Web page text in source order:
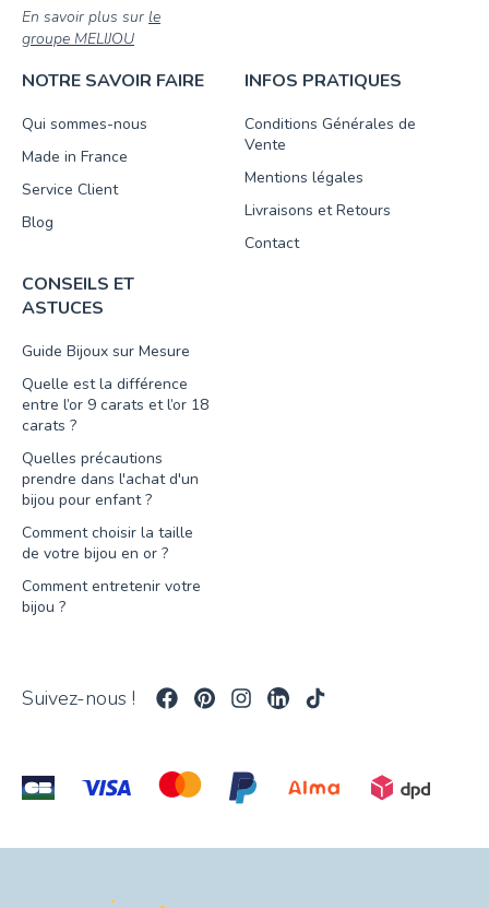
En savoir plus sur le
groupe MELIJOU
NOTRE SAVOIR FAIRE
Qui sommes-nous
Made in France
Service Client
Blog
INFOS PRATIQUES
Conditions Générales de
Vente
Mentions légales
Livraisons et Retours
Contact
CONSEILS ET
ASTUCES
Guide Bijoux sur Mesure
Quelle est la différence
entre l’or 9 carats et l’or 18
carats ?
Quelles précautions
prendre dans l'achat d'un
bijou pour enfant ?
Comment choisir la taille
de votre bijou en or ?
Comment entretenir votre
bijou ?
Suivez-nous !